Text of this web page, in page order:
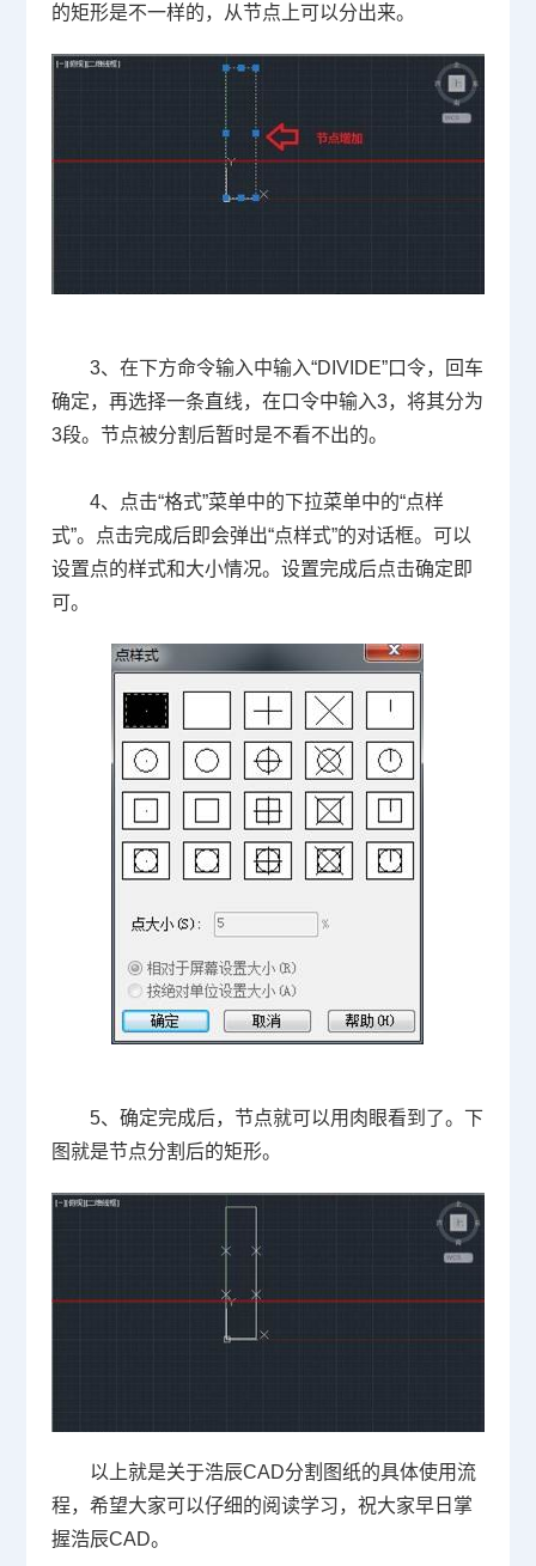
的矩形是不一样的，从节点上可以分出来。
3、在下方命令输入中输入“DIVIDE”口令，回车
确定，再选择一条直线，在口令中输入3，将其分为
3段。节点被分割后暂时是不看不出的。
4、点击“格式”菜单中的下拉菜单中的“点样
式”。点击完成后即会弹出“点样式”的对话框。可以
设置点的样式和大小情况。设置完成后点击确定即
可。
5、确定完成后，节点就可以用肉眼看到了。下
图就是节点分割后的矩形。
以上就是关于浩辰CAD分割图纸的具体使用流
程，希望大家可以仔细的阅读学习，祝大家早日掌
握浩辰CAD。